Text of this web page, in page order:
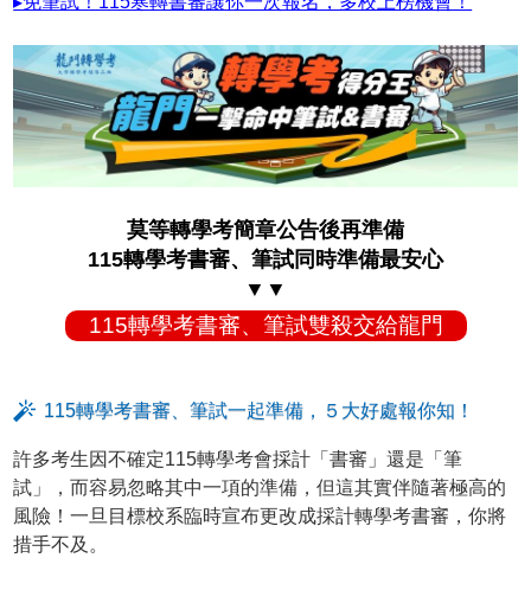
莫等轉學考簡章公告後再準備
115轉學考書審、筆試同時準備最安心
▼▼
115轉學考書審、筆試雙殺交給龍門
115轉學考書審、筆試一起準備，５大好處報你知！
許多考生因不確定115轉學考會採計「書審」還是「筆
試」，而容易忽略其中一項的準備，但這其實伴隨著極高的
風險！一旦目標校系臨時宣布更改成採計轉學考書審，你將
措手不及。